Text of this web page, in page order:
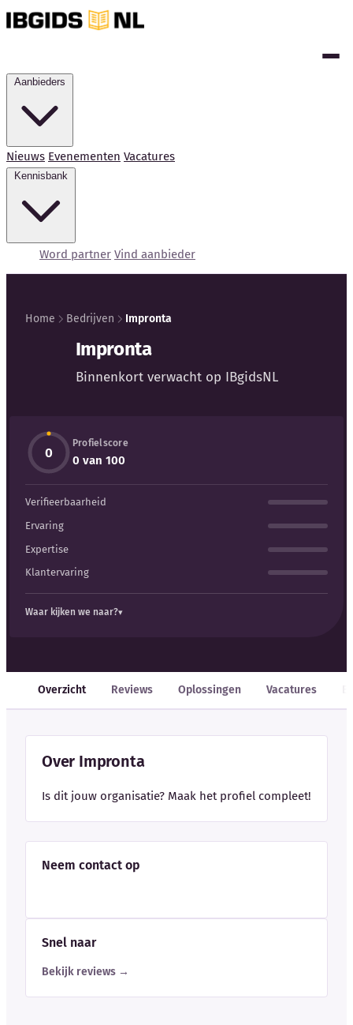
Nieuws Evenementen Vacatures
Word partner Vind aanbieder
Externe bronnen
Woordenboek
Auteurs
Home Bedrijven Impronta
Impronta
Binnenkort verwacht op IBgidsNL
0
Profielscore
0 van 100
Verifieerbaarheid
Ervaring
Expertise
Klantervaring
Waar kijken we naar?
Overzicht Reviews Oplossingen Vacatures
Over Impronta
Is dit jouw organisatie? Maak het profiel compleet!
Neem contact op
Snel naar
Bekijk reviews →